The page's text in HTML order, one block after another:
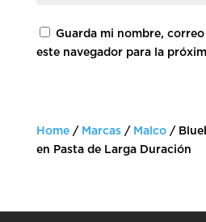
Guarda mi nombre,
este navegador para la
Home/ Marcas/ Malco/
en Pasta de Larga Duración